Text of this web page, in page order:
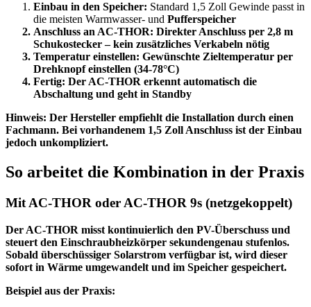
Einbau in den Speicher: Standard 1,5 Zoll Gewinde passt in
die meisten Warmwasser- und Pufferspeicher
Anschluss an AC-THOR: Direkter Anschluss per 2,8 m
Schukostecker – kein zusätzliches Verkabeln nötig
Temperatur einstellen: Gewünschte Zieltemperatur per
Drehknopf einstellen (34-78°C)
Fertig: Der AC-THOR erkennt automatisch die
Abschaltung und geht in Standby
Hinweis: Der Hersteller empfiehlt die Installation durch einen
Fachmann. Bei vorhandenem 1,5 Zoll Anschluss ist der Einbau
jedoch unkompliziert.
So arbeitet die Kombination in der Praxis
Mit AC-THOR oder AC-THOR 9s (netzgekoppelt)
Der AC-THOR misst kontinuierlich den PV-Überschuss und
steuert den Einschraubheizkörper sekundengenau stufenlos.
Sobald überschüssiger Solarstrom verfügbar ist, wird dieser
sofort in Wärme umgewandelt und im Speicher gespeichert.
Beispiel aus der Praxis: